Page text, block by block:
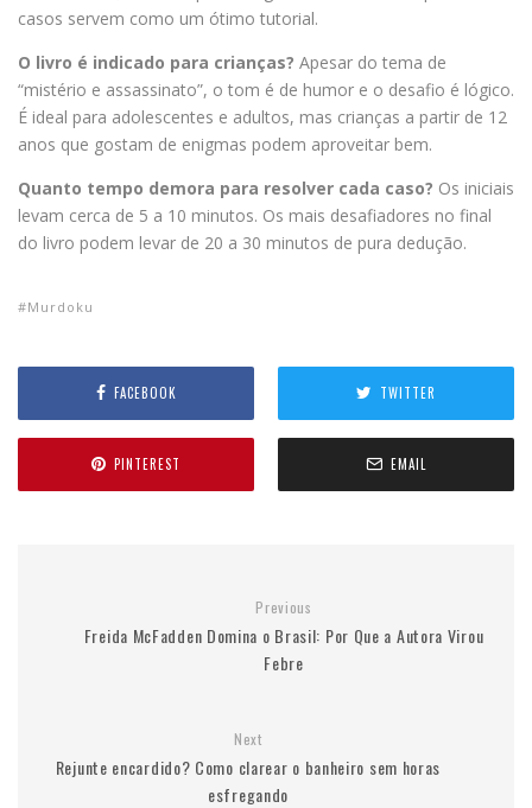
casos servem como um ótimo tutorial.
O livro é indicado para crianças? Apesar do tema de
“mistério e assassinato”, o tom é de humor e o desafio é lógico.
É ideal para adolescentes e adultos, mas crianças a partir de 12
anos que gostam de enigmas podem aproveitar bem.
Quanto tempo demora para resolver cada caso? Os iniciais
levam cerca de 5 a 10 minutos. Os mais desafiadores no final
do livro podem levar de 20 a 30 minutos de pura dedução.
Murdoku
FACEBOOK TWITTER
PINTEREST EMAIL
Previous
Freida McFadden Domina o Brasil: Por Que a Autora Virou
Febre
Next
Rejunte encardido? Como clarear o banheiro sem horas
esfregando